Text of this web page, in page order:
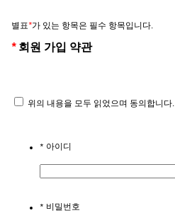
별표*가 있는 항목은 필수 항목입니다.
* 회원 가입 약관
위의 내용을 모두 읽었으며 동의합니다.
* 아이디
* 비밀번호